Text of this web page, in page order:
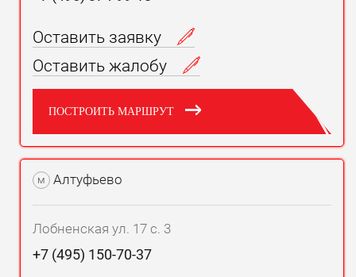
Оставить заявку
Оставить жалобу
ПОСТРОИТЬ МАРШРУТ
м Алтуфьево
Лобненская ул. 17 с. 3
+7 (495) 150-70-37